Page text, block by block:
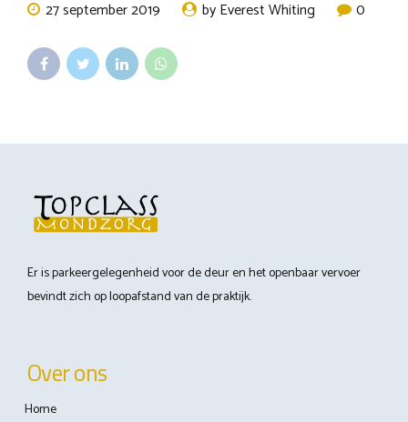
27 september 2019 by Everest Whiting 0
Er is parkeergelegenheid voor de deur en het openbaar vervoer
bevindt zich op loopafstand van de praktijk.
Over ons
Home